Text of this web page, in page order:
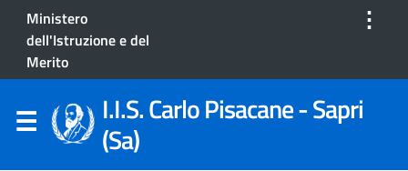
Ministero
dell'Istruzione e del
Merito
⋮
I.I.S. Carlo Pisacane - Sapri
(Sa)